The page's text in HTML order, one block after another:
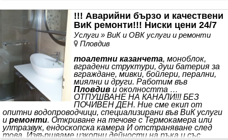
дребни и средни
!!! Аварийни бързо и качествени
ВиК ремонти!!! Ниски цени 24/7
Услуги » ВиК и ОВК услуги и ремонти
Пловдив
тоалетни казанчета, моноблок,
вградени структури, душ батерия за
вграждане, мивки, бойлери, перални,
миялни и други. Работим във
Пловдив и околността …
ОТПУШВАНЕ НА КАНАЛИ!!! БЕЗ
ПОЧИВЕН ДЕН. Ние сме екип от
опитни водопроводчици, специализирани във ВиК услуги
и ремонти. Откриване на течове с Термокамера или
ултразвук, ендоскопска камера И отстраняване след
това. Извършваме изкопни дейности на ръка и със